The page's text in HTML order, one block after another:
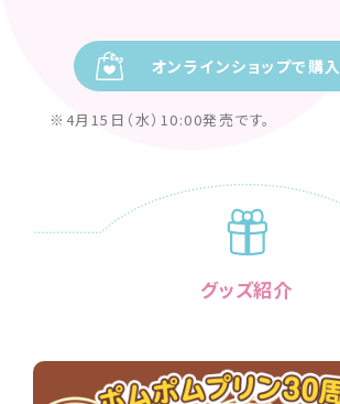
オンラインショップで購入
※4月15日（水）10:00発売です。
グッズ紹介